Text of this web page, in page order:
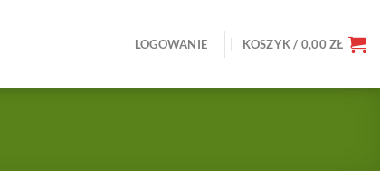
LOGOWANIE KOSZYK / 0,00ZŁ